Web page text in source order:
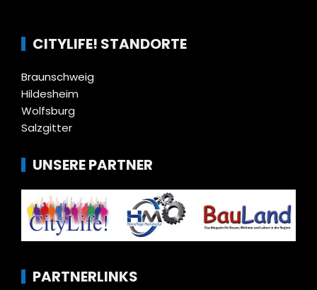
CITYLIFE! STANDORTE
Braunschweig
Hildesheim
Wolfsburg
Salzgitter
UNSERE PARTNER
PARTNERLINKS